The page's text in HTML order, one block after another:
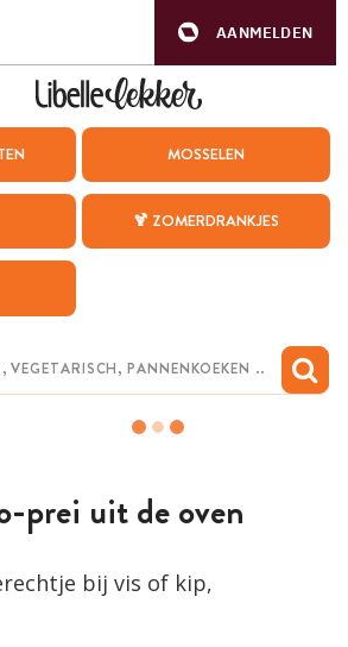
AANMELDEN
MOSSELEN
🍹 ZOMERDRANKJES
prei uit de oven
bij vis of kip,